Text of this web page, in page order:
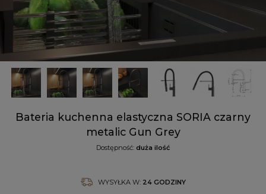
Bateria kuchenna elastyczna SORIA czarny
metalic Gun Grey
Dostępność: duża ilość
WYSYŁKA W: 24 GODZINY